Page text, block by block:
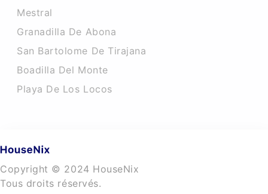
Mestral
Granadilla De Abona
San Bartolome De Tirajana
Boadilla Del Monte
Playa De Los Locos
Copyright © 2024 HouseNix
Tous droits réservés.